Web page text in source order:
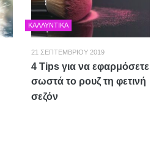
ΚΑΛΛΥΝΤΙΚΆ
21 ΣΕΠΤΕΜΒΡΊΟΥ 2019
4 Tips για να εφαρμόσετε
σωστά το ρουζ τη φετινή
σεζόν